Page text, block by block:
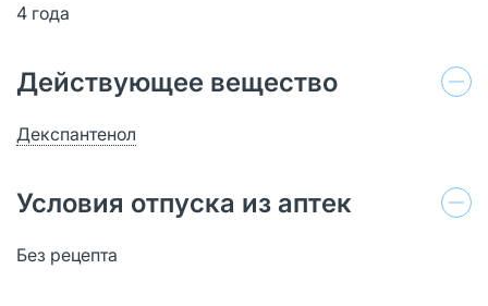
4 года
Действующее вещество
Декспантенол
Условия отпуска из аптек
Без рецепта